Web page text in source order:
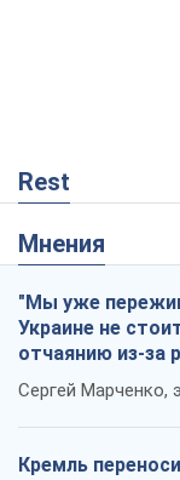
Rest
Мнения
"Мы уже
Украине не
отчаянию из-за
Сергей Марченко,
Кремль